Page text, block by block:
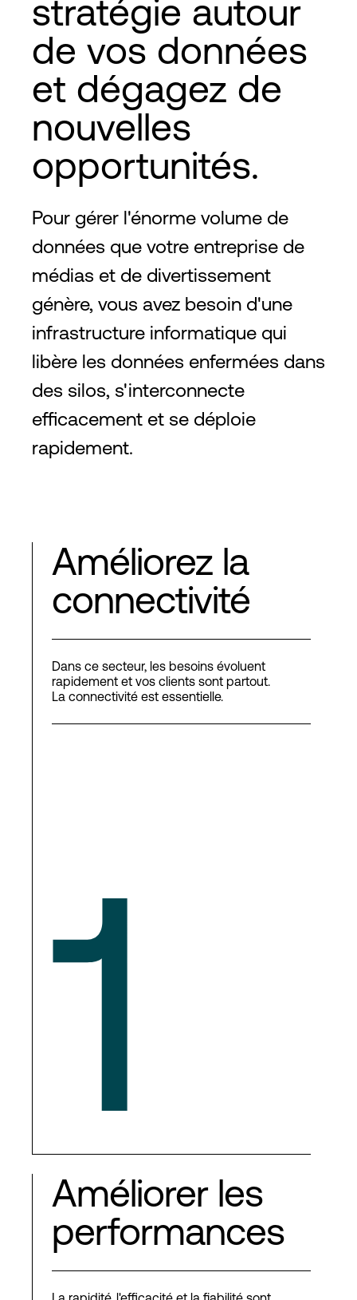
stratégie autour
de vos données
et dégagez de
nouvelles
opportunités.
Pour gérer l'énorme volume de
données que votre entreprise de
médias et de divertissement
génère, vous avez besoin d'une
infrastructure informatique qui
libère les données enfermées dans
des silos, s'interconnecte
efficacement et se déploie
rapidement.
Améliorez la
connectivité
Dans ce secteur, les besoins évoluent
rapidement et vos clients sont partout.
La connectivité est essentielle.
1
Améliorer les
performances